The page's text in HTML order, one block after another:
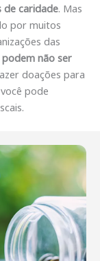
de caridade. Mas
por muitos
das
podem não ser
doações para
pode